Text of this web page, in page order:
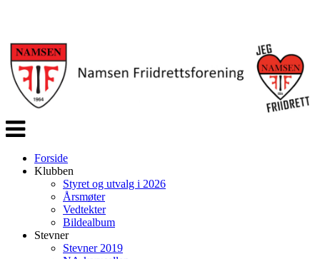
Veksle
navigasjon
Forside
Klubben
Styret og utvalg i 2026
Årsmøter
Vedtekter
Bildealbum
Stevner
Stevner 2019